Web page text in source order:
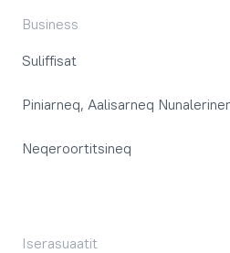
Business
Suliffisat
Piniarneq, Aalisarneq
Neqeroortitsineq
Iserasuaatit